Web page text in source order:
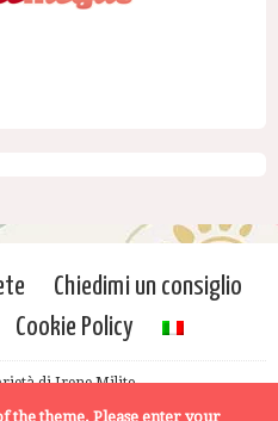
Chiedimi un consiglio
Cookie Policy
di Irene Milito
the theme. Please enter your